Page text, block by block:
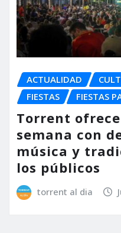
ACTUALIDAD
FIESTAS
FIESTAS
Torrent
semana con
música y
los públicos
torrent al dia